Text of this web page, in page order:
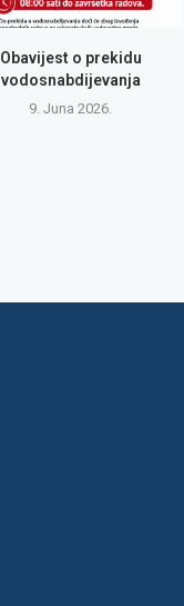
Obavijest o prekidu
vodosnabdijevanja
9. Juna 2026.